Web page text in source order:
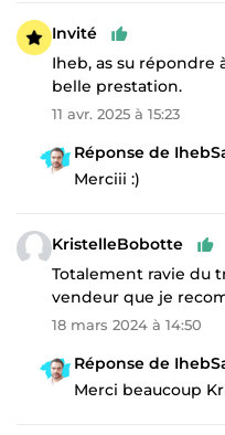
Invité
Iheb, as su
belle prestation.
11 avr. 2025 à 15:23
Réponse de
Merciii :)
KristelleBobotte
Totalement ravie du
vendeur que je
18 mars 2024 à 14:50
Réponse de
Merci beaucoup